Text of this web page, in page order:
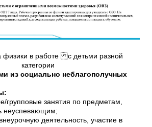
физики в работе с детьми разной
категории
из социально неблагополучных
групповые занятия по предметам,
неуспевающим;
деятельность, участие в